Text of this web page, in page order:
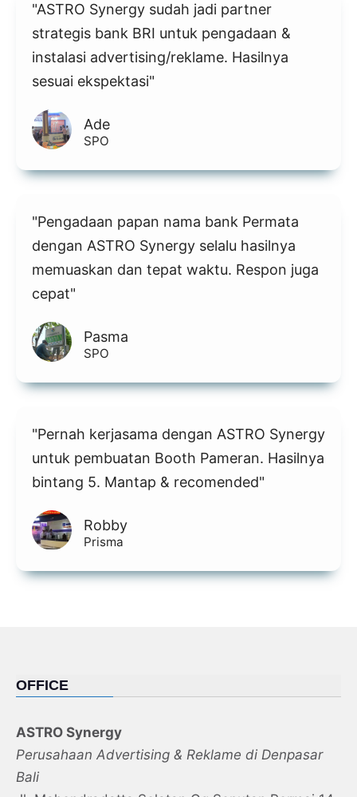
"ASTRO Synergy sudah jadi partner
strategis bank BRI untuk pengadaan &
instalasi advertising/reklame. Hasilnya
sesuai ekspektasi"
Ade
SPO
"Pengadaan papan nama bank Permata
dengan ASTRO Synergy selalu hasilnya
memuaskan dan tepat waktu. Respon juga
cepat"
Pasma
SPO
"Pernah kerjasama dengan ASTRO Synergy
untuk pembuatan Booth Pameran. Hasilnya
bintang 5. Mantap & recomended"
Robby
Prisma
OFFICE
ASTRO Synergy
Perusahaan Advertising & Reklame di Denpasar
Bali